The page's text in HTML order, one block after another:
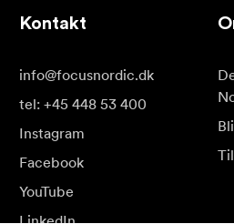
Kontakt
info@focusnordic.dk
tel: +45 448 53 400
Instagram
Facebook
YouTube
LinkedIn